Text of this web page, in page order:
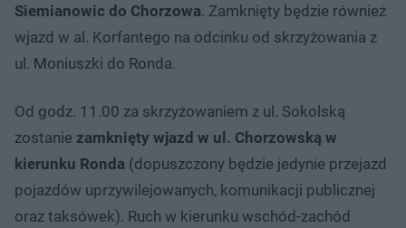
Siemianowic do Chorzowa. Zamknięty będzie również
wjazd w al. Korfantego na odcinku od skrzyżowania z
ul. Moniuszki do Ronda.
Od godz. 11.00 za skrzyżowaniem z ul. Sokolską
zostanie zamknięty wjazd w ul. Chorzowską w
kierunku Ronda (dopuszczony będzie jedynie przejazd
pojazdów uprzywilejowanych, komunikacji publicznej
oraz taksówek). Ruch w kierunku wschód-zachód